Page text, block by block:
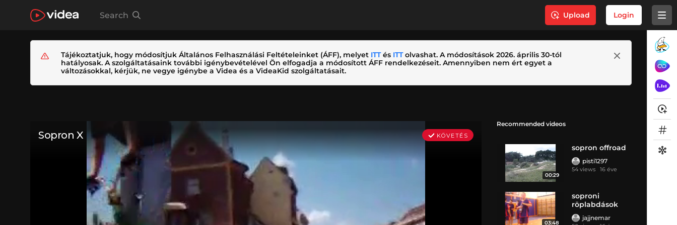
Search Upload Login
Tájékoztatjuk, hogy módosítjuk Általános Felhasználási Feltételeinket (ÁFF), melyet ITTés ITTolvashat. A módosítások 2026. április 30-tól
hatályosak. A szolgáltatásaink további igénybevételével Ön elfogadja a módosított ÁFF rendelkezéseit. Amennyiben nem ért egyet a
változásokkal, kérjük, ne vegye igénybe a Videa és a VideaKid szolgáltatásait.
Recommended videos
00:29
sopron offroad
pisti1297
54 views 16 éve
03:48
soproni
röplabdások
jajjnemar